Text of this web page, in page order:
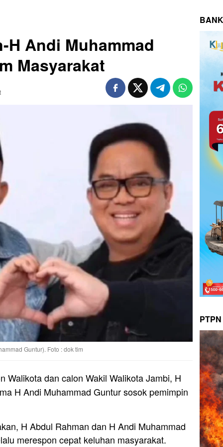
H Andi Muhammad
Masyarakat
Guntur). Foto : dok tim
Walikota dan calon Wakil Walikota Jambi, H
H Andi Muhammad Guntur sosok pemimpin
H Abdul Rahman dan H Andi Muhammad
merespon cepat keluhan masyarakat.